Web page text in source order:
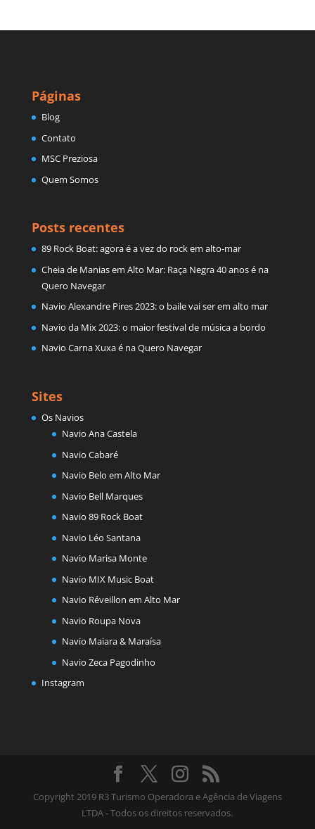
Páginas
Blog
Contato
MSC Preziosa
Quem Somos
Posts recentes
89 Rock Boat: agora é a vez do rock em alto-mar
Cheia de Manias em Alto Mar: Raça Negra 40 anos é na
Quero Navegar
Navio Alexandre Pires 2023: o baile vai ser em alto mar
Navio da Mix 2023: o maior festival de música a bordo
Navio Carna Xuxa é na Quero Navegar
Sites
Os Navios
Navio Ana Castela
Navio Cabaré
Navio Belo em Alto Mar
Navio Bell Marques
Navio 89 Rock Boat
Navio Léo Santana
Navio Marisa Monte
Navio MIX Music Boat
Navio Réveillon em Alto Mar
Navio Roupa Nova
Navio Maiara & Maraísa
Navio Zeca Pagodinho
Instagram
Copyright 2019 R3 Turismo Operadora e Agência de Viagens
LTDA - Todos os direitos reservados.